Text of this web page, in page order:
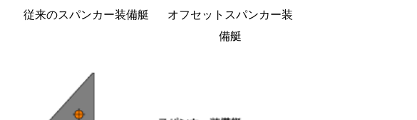
従来のスパンカー装備艇
オフセットスパンカー装
備艇